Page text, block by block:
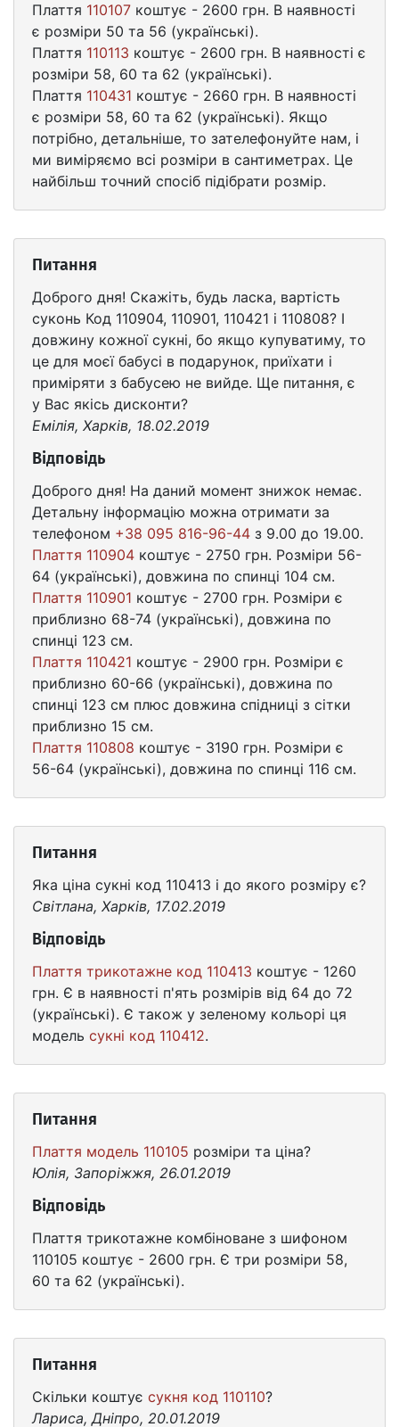
Плаття 110107 коштує - 2600 грн. В наявності
є розміри 50 та 56 (українські).
Плаття 110113 коштує - 2600 грн. В наявності є
розміри 58, 60 та 62 (українські).
Плаття 110431 коштує - 2660 грн. В наявності
є розміри 58, 60 та 62 (українські). Якщо
потрібно, детальніше, то зателефонуйте нам, і
ми виміряємо всі розміри в сантиметрах. Це
найбільш точний спосіб підібрати розмір.
Питання
Доброго дня! Скажіть, будь ласка, вартість
суконь Код 110904, 110901, 110421 і 110808? І
довжину кожної сукні, бо якщо купуватиму, то
це для моєї бабусі в подарунок, приїхати і
приміряти з бабусею не вийде. Ще питання, є
у Вас якісь дисконти?
Емілія, Харків, 18.02.2019
Відповідь
Доброго дня! На даний момент знижок немає.
Детальну інформацію можна отримати за
телефоном +38 095 816-96-44 з 9.00 до 19.00.
Плаття 110904 коштує - 2750 грн. Розміри 56-
64 (українські), довжина по спинці 104 см.
Плаття 110901 коштує - 2700 грн. Розміри є
приблизно 68-74 (українські), довжина по
спинці 123 см.
Плаття 110421 коштує - 2900 грн. Розміри є
приблизно 60-66 (українські), довжина по
спинці 123 см плюс довжина спідниці з сітки
приблизно 15 см.
Плаття 110808 коштує - 3190 грн. Розміри є
56-64 (українські), довжина по спинці 116 см.
Питання
Яка ціна сукні код 110413 і до якого розміру є?
Світлана, Харків, 17.02.2019
Відповідь
Плаття трикотажне код 110413 коштує - 1260
грн. Є в наявності п'ять розмірів від 64 до 72
(українські). Є також у зеленому кольорі ця
модель сукні код 110412.
Питання
Плаття модель 110105 розміри та ціна?
Юлія, Запоріжжя, 26.01.2019
Відповідь
Плаття трикотажне комбіноване з шифоном
110105 коштує - 2600 грн. Є три розміри 58,
60 та 62 (українські).
Питання
Скільки коштує сукня код 110110?
Лариса, Дніпро, 20.01.2019